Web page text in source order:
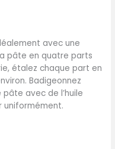
avec une
pâte en quatre parts
étalez chaque part en
Badigeonnez
avec de l’huile
uniformément.